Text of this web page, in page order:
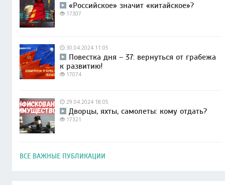
«Российское» значит «китайское»?
17307
30.04.2024 11:05
Повестка дня – 37: вернуться от грабежа
к развитию!
17074
29.04.2024 18:05
Дворцы, яхты, самолеты: кому отдать?
17321
ВСЕ ВАЖНЫЕ ПУБЛИКАЦИИ